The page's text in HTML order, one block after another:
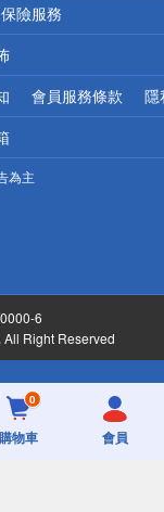
保險服務
會員服務條款 隱
為主
6
Right Reserved
0
購物車 會員